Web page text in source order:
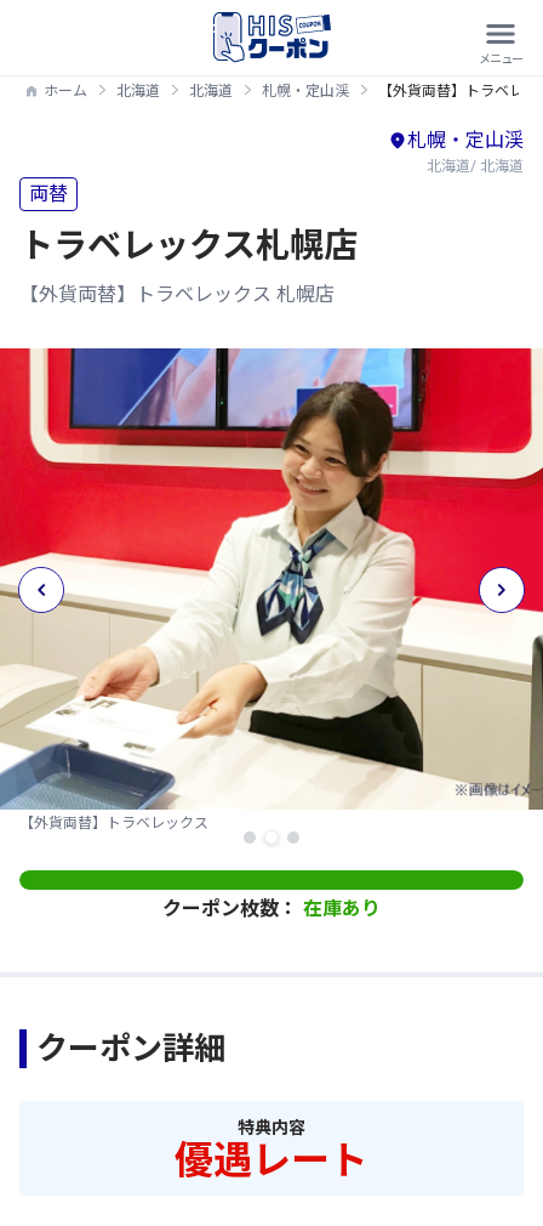
ホーム 北海道 北海道 札幌・定山渓 【外貨両替】トラベレ
札幌・定山渓
北海道/ 北海道
両替
トラベレックス札幌店
【外貨両替】トラベレックス 札幌店
【外貨両替】トラベレックス
クーポン枚数： 在庫あり
クーポン詳細
特典内容
優遇レート